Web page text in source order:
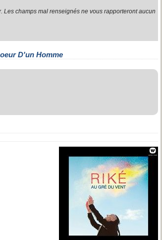
champs mal renseignés ne vous rapporteront aucun
D'un Homme